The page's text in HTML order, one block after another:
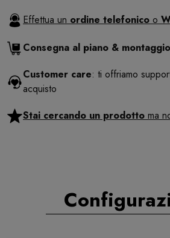
Effettua un ordine telefonico o
Consegna al piano & montaggio
Customer care: ti offriamo
acquisto
Stai cercando un prodotto ma